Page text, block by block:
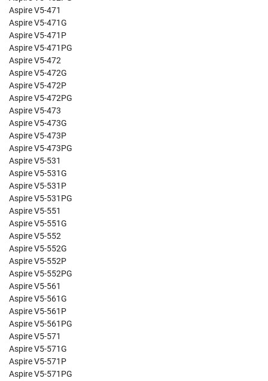
Aspire V5-471
Aspire V5-471G
Aspire V5-471P
Aspire V5-471PG
Aspire V5-472
Aspire V5-472G
Aspire V5-472P
Aspire V5-472PG
Aspire V5-473
Aspire V5-473G
Aspire V5-473P
Aspire V5-473PG
Aspire V5-531
Aspire V5-531G
Aspire V5-531P
Aspire V5-531PG
Aspire V5-551
Aspire V5-551G
Aspire V5-552
Aspire V5-552G
Aspire V5-552P
Aspire V5-552PG
Aspire V5-561
Aspire V5-561G
Aspire V5-561P
Aspire V5-561PG
Aspire V5-571
Aspire V5-571G
Aspire V5-571P
Aspire V5-571PG